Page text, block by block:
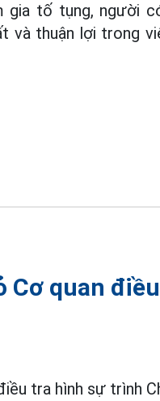
gia tố tụng, người
và thuận lợi trong
Cơ quan
tra hình sự trình